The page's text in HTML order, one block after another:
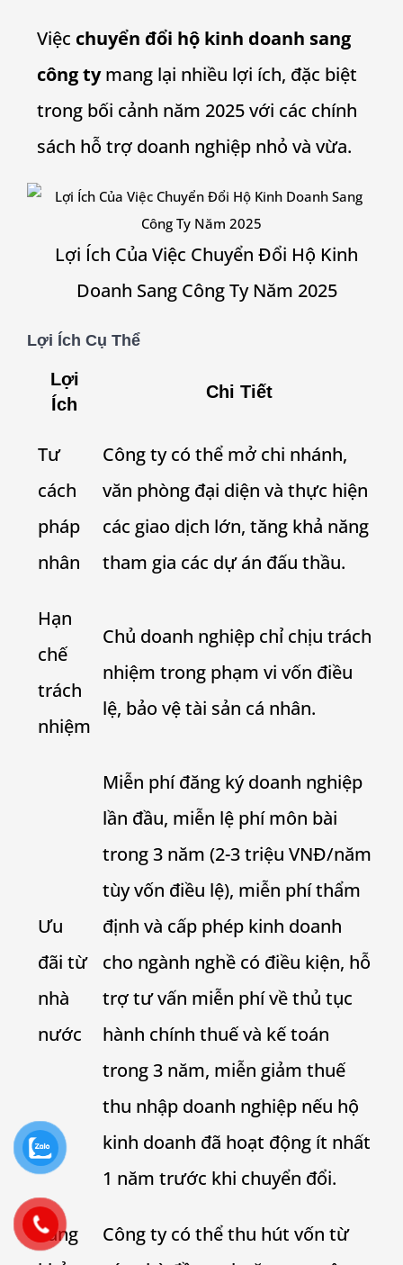
Việc chuyển đổi hộ kinh doanh sang
công tymang lại nhiều lợi ích, đặc biệt
trong bối cảnh năm 2025 với các chính
sách hỗ trợ doanh nghiệp nhỏ và vừa.
Lợi Ích Của Việc Chuyển Đổi Hộ Kinh
Doanh Sang Công Ty Năm 2025
Lợi Ích Cụ Thể
Lợi
Ích
Chi Tiết
Tư
cách
pháp
nhân
Công ty có thể mở chi nhánh,
văn phòng đại diện và thực hiện
các giao dịch lớn, tăng khả năng
tham gia các dự án đấu thầu.
Hạn
chế
trách
nhiệm
Chủ doanh nghiệp chỉ chịu trách
nhiệm trong phạm vi vốn điều
lệ, bảo vệ tài sản cá nhân.
Ưu
đãi từ
nhà
nước
Miễn phí đăng ký doanh nghiệp
lần đầu, miễn lệ phí môn bài
trong 3 năm (2-3 triệu VNĐ/năm
tùy vốn điều lệ), miễn phí thẩm
định và cấp phép kinh doanh
cho ngành nghề có điều kiện, hỗ
trợ tư vấn miễn phí về thủ tục
hành chính thuế và kế toán
trong 3 năm, miễn giảm thuế
thu nhập doanh nghiệp nếu hộ
kinh doanh đã hoạt động ít nhất
1 năm trước khi chuyển đổi.
Tăng
Công ty có thể thu hút vốn từ